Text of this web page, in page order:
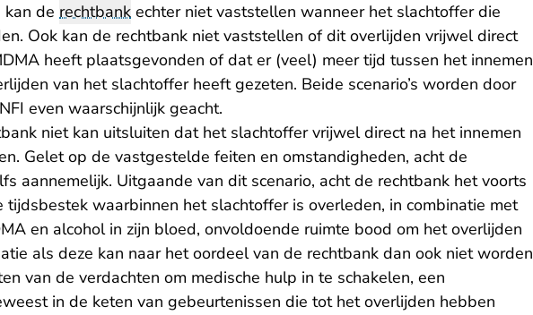
kan de rechtbank echter niet vaststellen wanneer het slachtoffer die
Ook kan de rechtbank niet vaststellen of dit overlijden vrijwel direct
heeft plaatsgevonden of dat er (veel) meer tijd tussen het innemen
van het slachtoffer heeft gezeten. Beide scenario’s worden door
even waarschijnlijk geacht.
niet kan uitsluiten dat het slachtoffer vrijwel direct na het innemen
Gelet op de vastgestelde feiten en omstandigheden, acht de
aannemelijk. Uitgaande van dit scenario, acht de rechtbank het voorts
tijdsbestek waarbinnen het slachtoffer is overleden, in combinatie met
en alcohol in zijn bloed, onvoldoende ruimte bood om het overlijden
als deze kan naar het oordeel van de rechtbank dan ook niet worden
van de verdachten om medische hulp in te schakelen, een
in de keten van gebeurtenissen die tot het overlijden hebben